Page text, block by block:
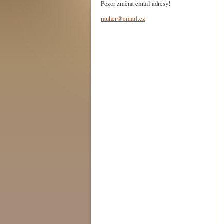
Pozor změna email adresy!
rauher@email.cz